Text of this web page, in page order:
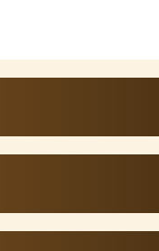
convenience के
आए।